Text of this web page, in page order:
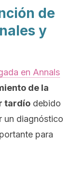
de
y
en Annals
de la
tardío debido
un diagnóstico
para